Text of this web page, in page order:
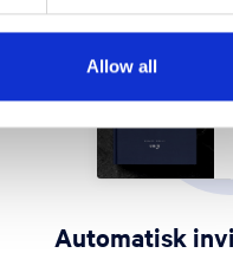
Allow all
Automatisk